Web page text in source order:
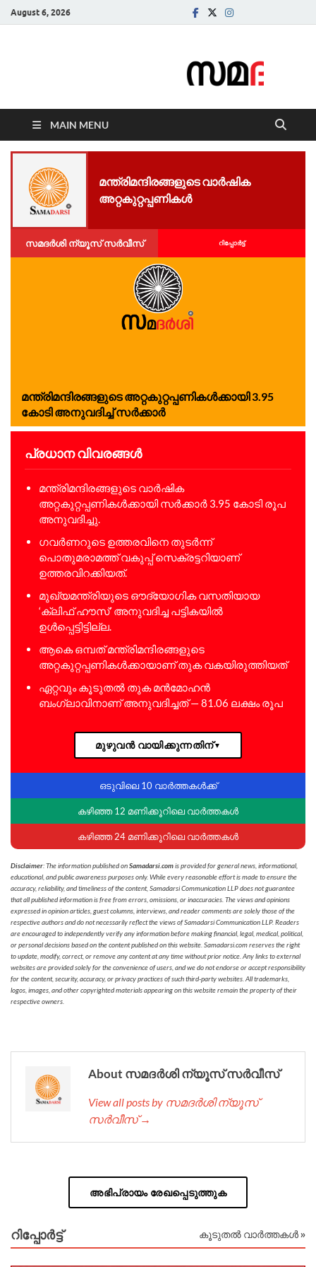
August 6, 2026
MAIN MENU
മന്ത്രിമന്ദിരങ്ങളുടെ വാര്‍ഷിക
അറ്റകുറ്റപ്പണികള്‍
സമദർശി ന്യൂസ് സർവീസ് റിപ്പോര്‍ട്ട്
മന്ത്രിമന്ദിരങ്ങളുടെ അറ്റകുറ്റപ്പണികള്‍ക്കായി 3.95
കോടി അനുവദിച്ച് സര്‍ക്കാര്‍
പ്രധാന വിവരങ്ങൾ
മന്ത്രിമന്ദിരങ്ങളുടെ വാര്‍ഷിക
അറ്റകുറ്റപ്പണികള്‍ക്കായി സര്‍ക്കാര്‍ 3.95 കോടി രൂപ
അനുവദിച്ചു.
ഗവര്‍ണറുടെ ഉത്തരവിനെ തുടര്‍ന്ന്
പൊതുമരാമത്ത് വകുപ്പ് സെക്രട്ടറിയാണ്
ഉത്തരവിറക്കിയത്.
മുഖ്യമന്ത്രിയുടെ ഔദ്യോഗിക വസതിയായ
‘ക്ലിഫ് ഹൗസ്’ അനുവദിച്ച പട്ടികയില്‍
ഉള്‍പ്പെട്ടിട്ടില്ല.
ആകെ ഒമ്പത് മന്ത്രിമന്ദിരങ്ങളുടെ
അറ്റകുറ്റപ്പണികള്‍ക്കായാണ് തുക വകയിരുത്തിയത്
ഏറ്റവും കൂടുതല്‍ തുക മന്‍മോഹന്‍
ബംഗ്ലാവിനാണ് അനുവദിച്ചത് — 81.06 ലക്ഷം രൂപ
മുഴുവൻ വായിക്കുന്നതിന്▼
ഒടുവിലെ 10 വാർത്തകൾക്ക്
കഴിഞ്ഞ 12 മണിക്കൂറിലെ വാർത്തകൾ
കഴിഞ്ഞ 24 മണിക്കൂറിലെ വാർത്തകൾ
Disclaimer: The information published onSamadarsi.comis provided for general news, informational,
educational, and public awareness purposes only. While every reasonable effort is made to ensure the
accuracy, reliability, and timeliness of the content, Samadarsi Communication LLP does not guarantee
that all published information is free from errors, omissions, or inaccuracies. The views and opinions
expressed in opinion articles, guest columns, interviews, and reader comments are solely those of the
respective authors and do not necessarily reflect the views of Samadarsi Communication LLP. Readers
are encouraged to independently verify any information before making financial, legal, medical, political,
or personal decisions based on the content published on this website. Samadarsi.com reserves the right
to update, modify, correct, or remove any content at any time without prior notice. Any links to external
websites are provided solely for the convenience of users, and we do not endorse or accept responsibility
for the content, security, accuracy, or privacy practices of such third-party websites. All trademarks,
logos, images, and other copyrighted materials appearing on this website remain the property of their
respective owners.
About സമദർശി ന്യൂസ് സർവീസ്
View all posts by സമദർശി ന്യൂസ്
സർവീസ് →
അഭിപ്രായം രേഖപ്പെടുത്തുക
റിപ്പോര്‍ട്ട് കൂടുതൽ വാർത്തകൾ »